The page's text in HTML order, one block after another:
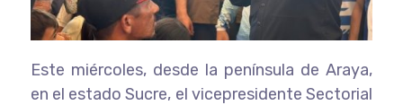
Este miércoles, desde la península de Araya,
en el estado Sucre, el vicepresidente Sectorial